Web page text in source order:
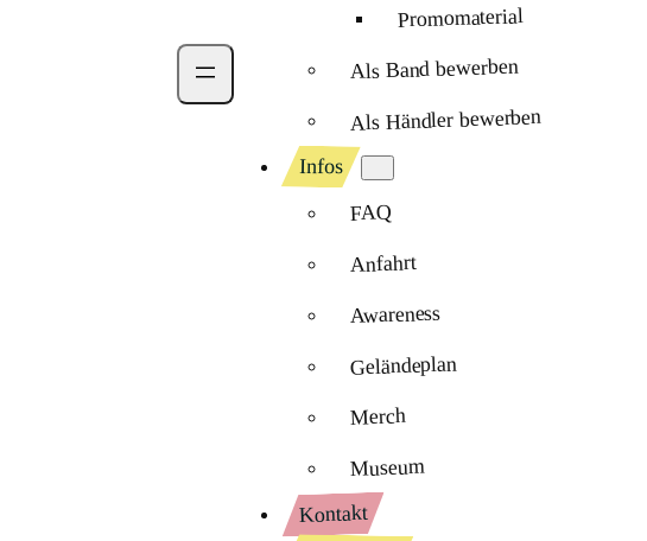
Promomaterial
Als Band bewerben
Als Händler bewerben
Infos
FAQ
Anfahrt
Awareness
Geländeplan
Merch
Museum
Kontakt